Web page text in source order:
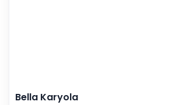
Bella Karyola